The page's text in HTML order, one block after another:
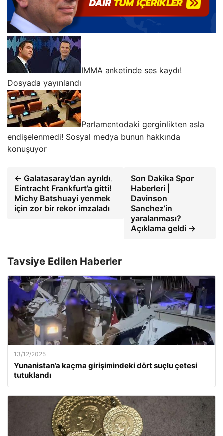
IMMA anketinde ses kaydı!
Dosyada yayınlandı
Parlamentodaki gerginlikten asla
endişelenmedi! Sosyal medya bunun hakkında
konuşuyor
← Galatasaray’dan ayrıldı,
Eintracht Frankfurt’a gitti!
Michy Batshuayi yenmek
için zor bir rekor imzaladı
Son Dakika Spor
Haberleri |
Davinson
Sanchez’in
yaralanması?
Açıklama geldi →
Tavsiye Edilen Haberler
13/12/2025
Yunanistan’a kaçma girişimindeki dört suçlu çetesi
tutuklandı